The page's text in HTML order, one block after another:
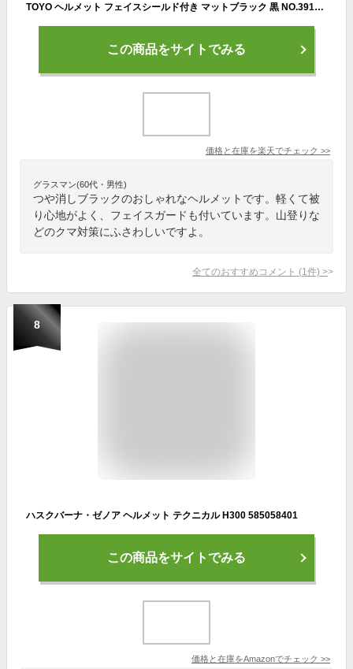
TOYO ヘルメット フェイスシールド付き マットブラック 黒 NO.391F-S-C トーヨーセフティ
この商品をサイトでみる
価格と在庫を楽天でチェック >>
グラスマン(60代・男性)
つや消しブラックのおしゃれなヘルメットです。軽くて被
り心地がよく、フェイスガードも付いています。山登りな
どのクマ対策にふさわしいですよ。
全てのおすすめコメント (1 件) >
8
ハスクバーナ・ゼノア ヘルメット テクニカル H300 585058401
この商品をサイトでみる
価格と在庫をAmazonでチェック >>